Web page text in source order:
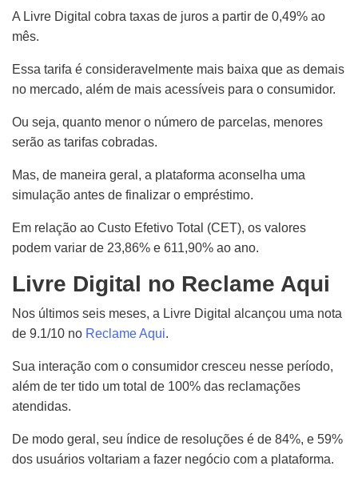
A Livre Digital cobra taxas de juros a partir de 0,49% ao
mês.
Essa tarifa é consideravelmente mais baixa que as demais
no mercado, além de mais acessíveis para o consumidor.
Ou seja, quanto menor o número de parcelas, menores
serão as tarifas cobradas.
Mas, de maneira geral, a plataforma aconselha uma
simulação antes de finalizar o empréstimo.
Em relação ao Custo Efetivo Total (CET), os valores
podem variar de 23,86% e 611,90% ao ano.
Livre Digital no Reclame Aqui
Nos últimos seis meses, a Livre Digital alcançou uma nota
de 9.1/10 no Reclame Aqui.
Sua interação com o consumidor cresceu nesse período,
além de ter tido um total de 100% das reclamações
atendidas.
De modo geral, seu índice de resoluções é de 84%, e 59%
dos usuários voltariam a fazer negócio com a plataforma.